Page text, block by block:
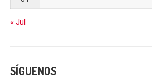
« Jul
SÍGUENOS